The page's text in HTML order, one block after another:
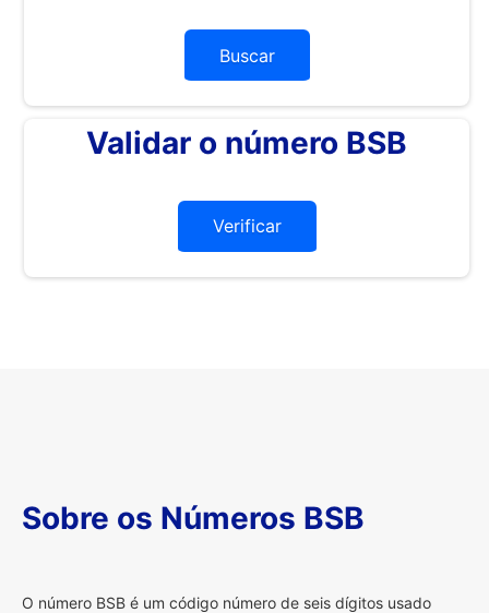
Buscar
Validar o número BSB
Verificar
Sobre os Números BSB
O número BSB é um código número de seis dígitos usado